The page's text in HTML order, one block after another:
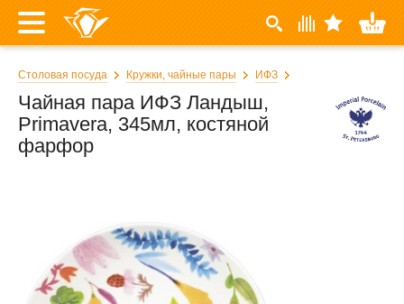
Столовая посуда Кружки, чайные пары ИФЗ
Чайная пара ИФЗ Ландыш,
Primavera, 345мл, костяной
фарфор